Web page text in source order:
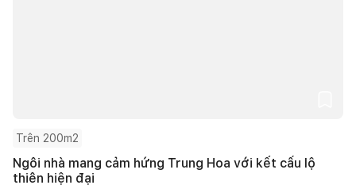
Trên 200m2
Ngôi nhà mang cảm hứng Trung Hoa với kết cấu lộ
thiên hiện đại